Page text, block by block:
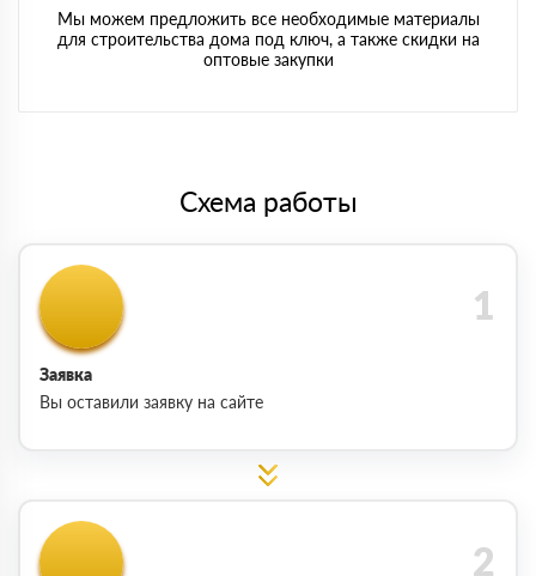
Мы можем предложить все необходимые материалы
для строительства дома под ключ, а также скидки на
оптовые закупки
Схема работы
Заявка
Вы оставили заявку на сайте